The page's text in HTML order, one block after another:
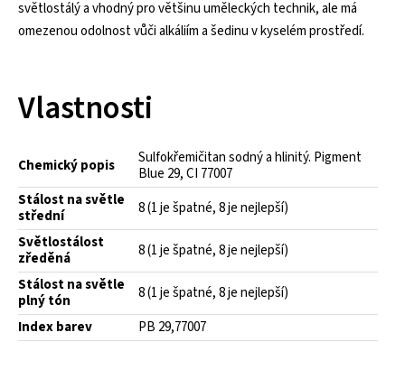
světlostálý a vhodný pro většinu uměleckých technik, ale má
omezenou odolnost vůči alkáliím a šedinu v kyselém prostředí.
Vlastnosti
Chemický popis
Sulfokřemičitan sodný a hlinitý. Pigment
Blue 29, CI 77007
Stálost na světle
střední
8 (1 je špatné, 8 je nejlepší)
Světlostálost
zředěná
8 (1 je špatné, 8 je nejlepší)
Stálost na světle
plný tón
8 (1 je špatné, 8 je nejlepší)
Index barev
PB 29,77007